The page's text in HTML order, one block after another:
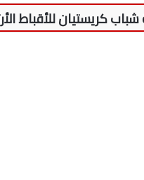
للأقباط الأرثوذكس